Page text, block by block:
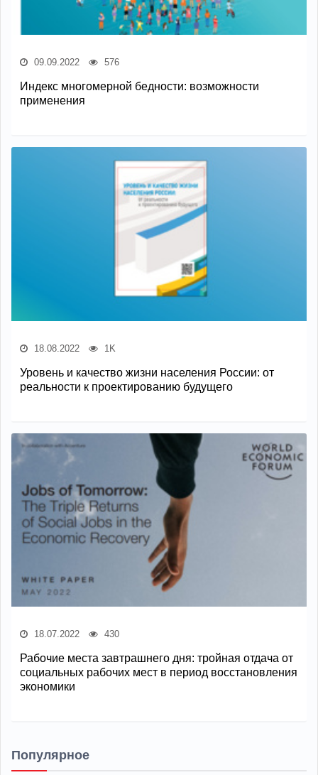
09.09.2022 576
Индекс многомерной бедности: возможности
применения
18.08.2022 1K
Уровень и качество жизни населения России: от
реальности к проектированию будущего
18.07.2022 430
Рабочие места завтрашнего дня: тройная отдача от
социальных рабочих мест в период восстановления
экономики
Популярное